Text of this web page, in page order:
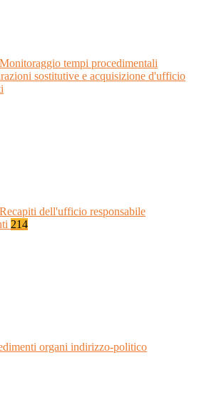
Monitoraggio tempi procedimentali
sostitutive e acquisizione d'ufficio
Recapiti dell'ufficio responsabile
214
organi indirizzo-politico